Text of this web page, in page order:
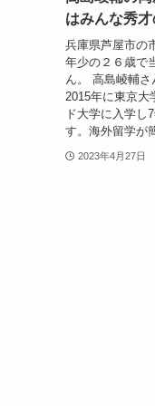
はみんな秀
兵庫県芦屋市の
年少の２６歳で
ん。 高島崚輔さ
2015年に東京大
ド大学に入学し
す。海外留学が
2023年4月27日